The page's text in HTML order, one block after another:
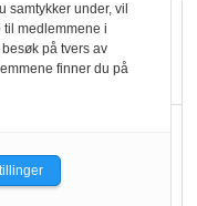
i butikken
samtykker under, vil
medlemmene i
på tvers av
finner du på